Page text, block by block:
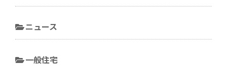
ニュース
一般住宅